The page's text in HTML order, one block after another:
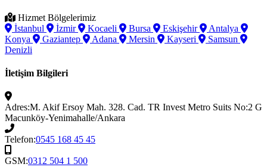
Hizmet Bölgelerimiz
İstanbul
İzmir Kocaeli Bursa Eskişehir
Antalya
Konya
Gaziantep Adana Mersin Kayseri
Samsun
Denizli
İletişim Bilgileri
Adres:M. Akif Ersoy Mah. 328. Cad. TR Invest Metro Suits No:2 G
Macunköy-Yenimahalle/Ankara
Telefon:0545 168 45 45
GSM:0312 504 1 500